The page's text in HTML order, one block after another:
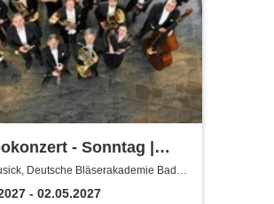
- Sonntag |
Deutsche Bläserakademie Bad
- 02.05.2027